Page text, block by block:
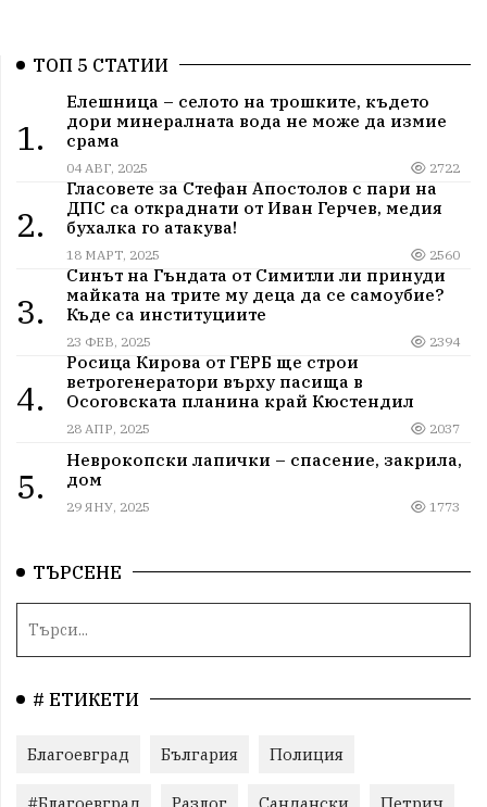
ТОП 5 СТАТИИ
1.
Елешница – селото на трошките, където
дори минералната вода не може да измие
срама
04 АВГ, 2025 2722
2.
Гласовете за Стефан Апостолов с пари на
ДПС са откраднати от Иван Герчев, медия
бухалка го атакува!
18 МАРТ, 2025 2560
3.
Синът на Гъндата от Симитли ли принуди
майката на трите му деца да се самоубие?
Къде са институциите
23 ФЕВ, 2025 2394
4.
Росица Кирова от ГЕРБ ще строи
ветрогенератори върху пасища в
Осоговската планина край Кюстендил
28 АПР, 2025 2037
5.
Неврокопски лапички – спасение, закрила,
дом
29 ЯНУ, 2025 1773
ТЪРСЕНЕ
# ЕТИКЕТИ
Благоевград България Полиция
#Благоевград Разлог Сандански Петрич